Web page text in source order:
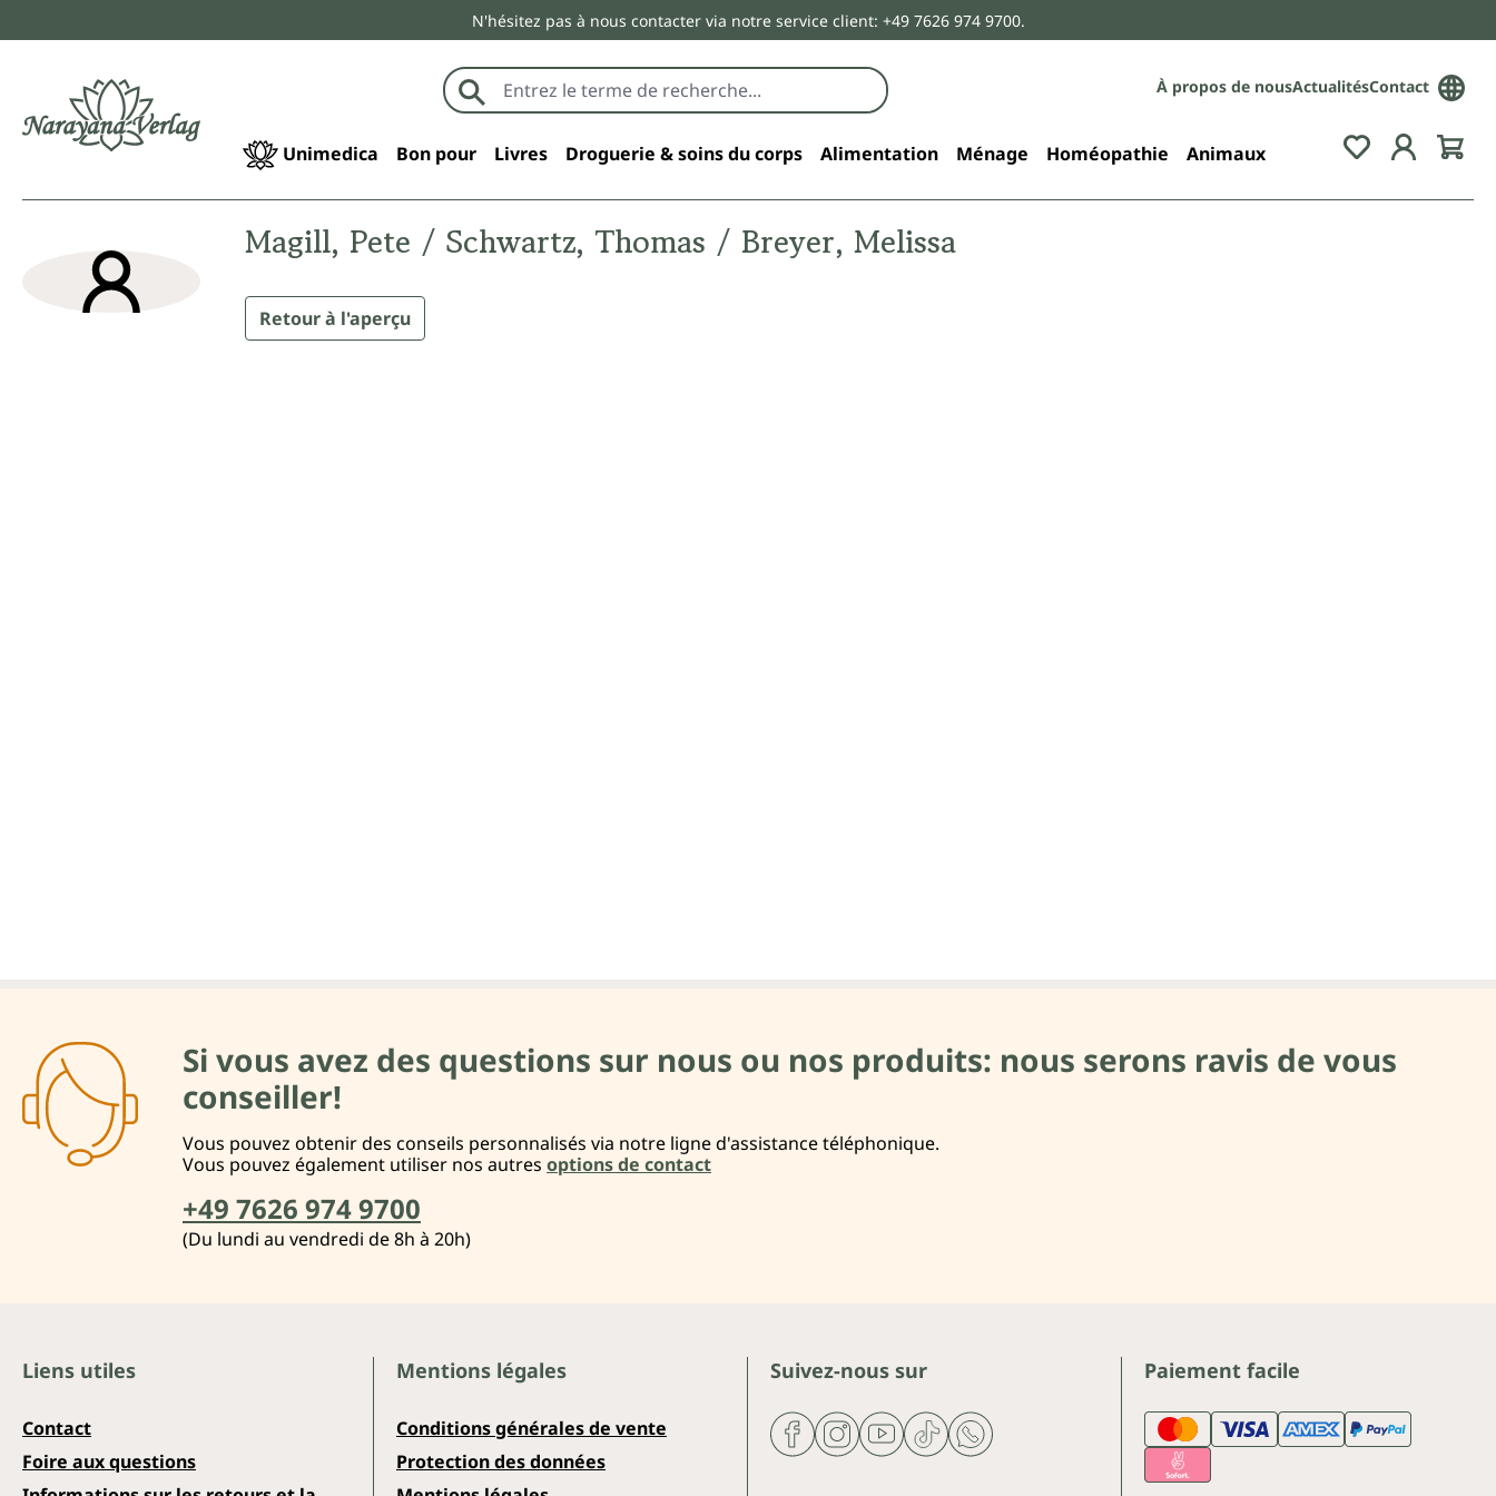
N'hésitez pas à nous contacter via notre service client: +49 7626 974 9700.
À propos de nousActualitésContact
Unimedica Bon pour Livres Droguerie & soins du corps Alimentation Ménage Homéopathie Animaux
Magill, Pete / Schwartz, Thomas / Breyer, Melissa
Retour à l'aperçu
Si vous avez des questions sur nous ou nos produits: nous serons ravis de vous
conseiller!
Vous pouvez obtenir des conseils personnalisés via notre ligne d'assistance téléphonique.
Vous pouvez également utiliser nos autres options de contact
+49 7626 974 9700
(Du lundi au vendredi de 8h à 20h)
Suivez-nous sur Paiement facile
Liens utiles
Contact
Foire aux questions
Mentions légales
Conditions générales de vente
Protection des données